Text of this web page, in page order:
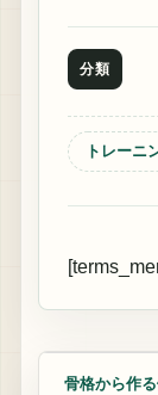
分類
トレーニ
骨格から作